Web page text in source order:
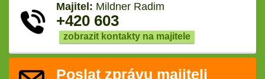
Majitel: Mildner Radim
+420 603
zobrazit kontakty na majitele
Poslat zprávu majiteli